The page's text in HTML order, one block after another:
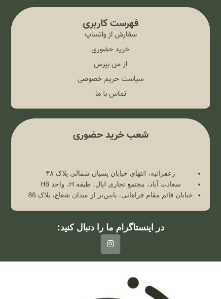
فهرست کاربری
سفارش از واتساپ
خرید حضوری
از من بپرس
سیاست حریم خصوصی
تماس با ما
شعب خرید حضوری
زعفرانیه، انتهای خیابان پسیان شمالی پلاک ۳۸
سعادت آباد، مجتمع تجاری اپال، طبقه H، واحد H8
خیابان قائم مقام فراهانی، پایین‌تر از میدان شعاع، پلاک 86
در اینستاگرام ما را دنبال کنید: